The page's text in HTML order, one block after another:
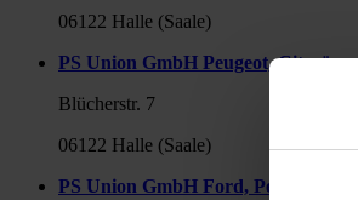
06122 Halle (Saale)
PS Union GmbH Peugeot, Citroën
Blücherstr. 7
06122 Halle (Saale)
PS Union GmbH Ford, Peugeot